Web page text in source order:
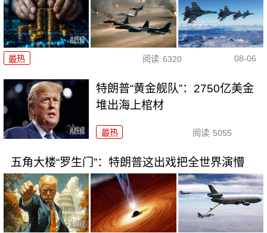
最热 阅读 6320 08-06
特朗普“黄金舰队”：2750亿美金
堆出海上棺材
最热 阅读 5055
五角大楼“罗生门”：特朗普这出戏把全世界演懵